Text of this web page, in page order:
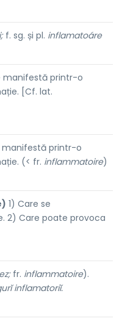
f. sg. și pl. inflamatoáre
manifestă printr-o
[Cf. lat.
manifestă printr-o
(< fr. inflammatoire)
1) Care se
2) Care poate provoca
fr. inflammatoire).
inflamatoriĭ.